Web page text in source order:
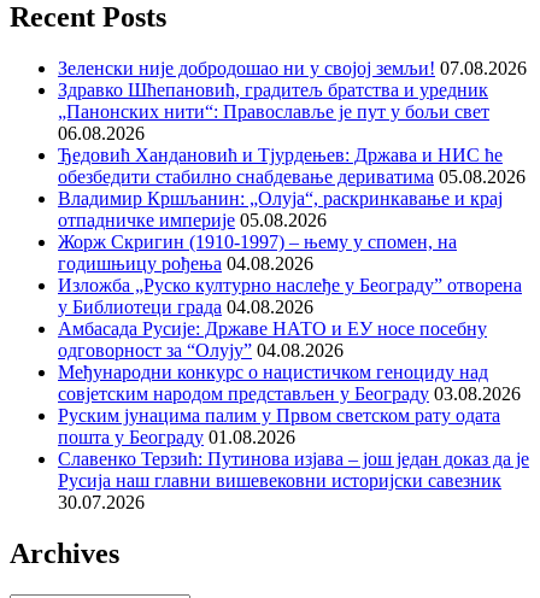
Recent Posts
Зеленски није добродошао ни у својој земљи! 07.08.2026
Здравко Шћепановић, градитељ братства и уредник
„Панонских нити“: Православље је пут у бољи свет
06.08.2026
Ђедовић Хандановић и Тјурдењев: Држава и НИС ће
обезбедити стабилно снабдевање дериватима 05.08.2026
Владимир Кршљанин: „Олуја“, раскринкавање и крај
отпадничке империје 05.08.2026
Жорж Скригин (1910-1997) – њему у спомен, на
годишњицу рођења 04.08.2026
Изложба „Руско културно наслеђе у Београду” отворена
у Библиотеци града 04.08.2026
Амбасада Русије: Државе НАТО и ЕУ носе посебну
одговорност за “Олују” 04.08.2026
Међународни конкурс о нацистичком геноциду над
совјетским народом представљен у Београду 03.08.2026
Руским јунацима палим у Првом светском рату одата
пошта у Београду 01.08.2026
Славенко Терзић: Путинова изјава – још један доказ да је
Русија наш главни вишевековни историјски савезник
30.07.2026
Archives